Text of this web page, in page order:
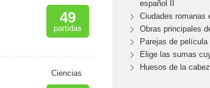
49
partidas
Ciencias
español II
Ciudades romanas
Obras principales
Parejas de película
Elige las sumas
Huesos de la